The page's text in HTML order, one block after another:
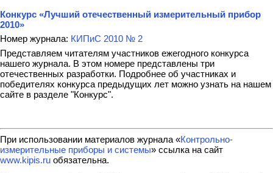
Конкурс «Лучший отечественный измерительный прибор
2010»
Номер журнала: КИПиС 2010 № 2
Представляем читателям участников ежегодного конкурса
нашего журнала. В этом номере представлены три
отечественных разработки. Подробнее об участниках и
победителях конкурса предыдущих лет можно узнать на нашем
сайте в разделе "Конкурс".
При использовании материалов журнала «Контрольно-
измерительные приборы и системы» ссылка на сайт
www.kipis.ru обязательна.